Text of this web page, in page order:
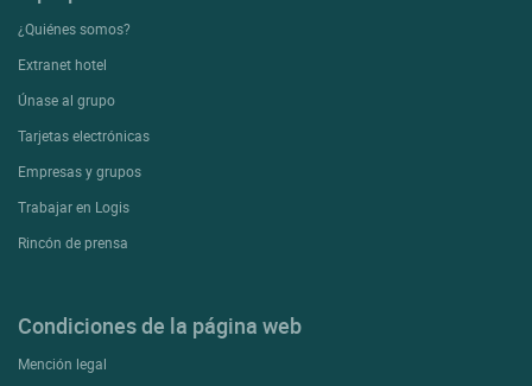
¿Quiénes somos?
Extranet hotel
Únase al grupo
Tarjetas electrónicas
Empresas y grupos
Trabajar en Logis
Rincón de prensa
Condiciones de la página web
Mención legal